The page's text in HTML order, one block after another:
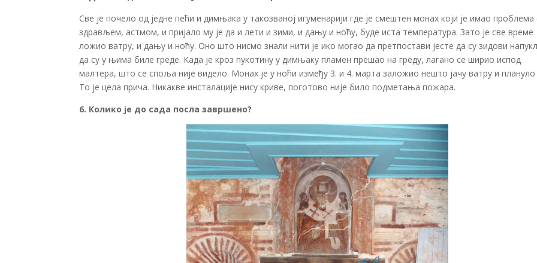
Све је почело од једне пећи и димњака у такозваној игуменарији где је смештен монах који је имао проблема
здрављем, астмом, и пријало му је да и лети и зими, и дању и ноћу, буде иста температура. Зато је све време
ложио ватру, и дању и ноћу. Оно што нисмо знали нити је ико могао да претпостави јесте да су зидови
да су у њима биле греде. Када је кроз пукотину у димњаку пламен прешао на греду, лагано се ширио испод
малтера, што се споља није видело. Монах је у ноћи између 3. и 4. марта заложио нешто јачу ватру и плануло
То је цела прича. Никакве инсталације нису криве, поготово није било подметања пожара.
6. Колико је до сада посла завршено?